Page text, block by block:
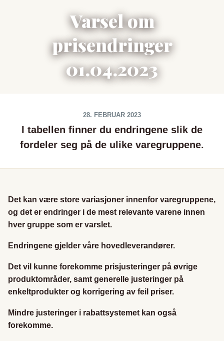
Varsel om
prisendringer
01.04.2023
28. FEBRUAR 2023
I tabellen finner du endringene slik de
fordeler seg på de ulike varegruppene.
Det kan være store variasjoner innenfor varegruppene,
og det er endringer i de mest relevante varene innen
hver gruppe som er varslet.
Endringene gjelder våre hovedleverandører.
Det vil kunne forekomme prisjusteringer på øvrige
produktområder, samt generelle justeringer på
enkeltprodukter og korrigering av feil priser.
Mindre justeringer i rabattsystemet kan også
forekomme.